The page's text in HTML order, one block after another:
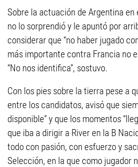
Sobre la actuación de Argentina en
no lo sorprendió y le apuntó por
considerar que “no haber jugado
más importante contra Francia no
“No nos identifica”, sostuvo.
Con los pies sobre la tierra pese a
entre los candidatos, avisó que
disponible” y que los momentos
que iba a dirigir a River en la B
todo con pasión, con esfuerzo y
Selección, en la que como jugador